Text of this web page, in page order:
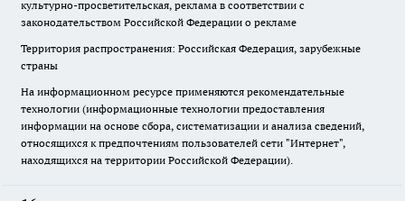
культурно-просветительская, реклама в соответствии с
законодательством Российской Федерации о рекламе
Территория распространения: Российская Федерация, зарубежные
страны
На информационном ресурсе применяются рекомендательные
технологии (информационные технологии предоставления
информации на основе сбора, систематизации и анализа сведений,
относящихся к предпочтениям пользователей сети "Интернет",
находящихся на территории Российской Федерации).